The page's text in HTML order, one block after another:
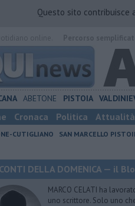
Questo sito contribuisce
ABETONE PISTOIA
Cronaca Politica Attualità
CUTIGLIANO SAN MARCELLO
DELLA DOMENICA — il
MARCO CELATI ha
uno scrittore. Solo uno